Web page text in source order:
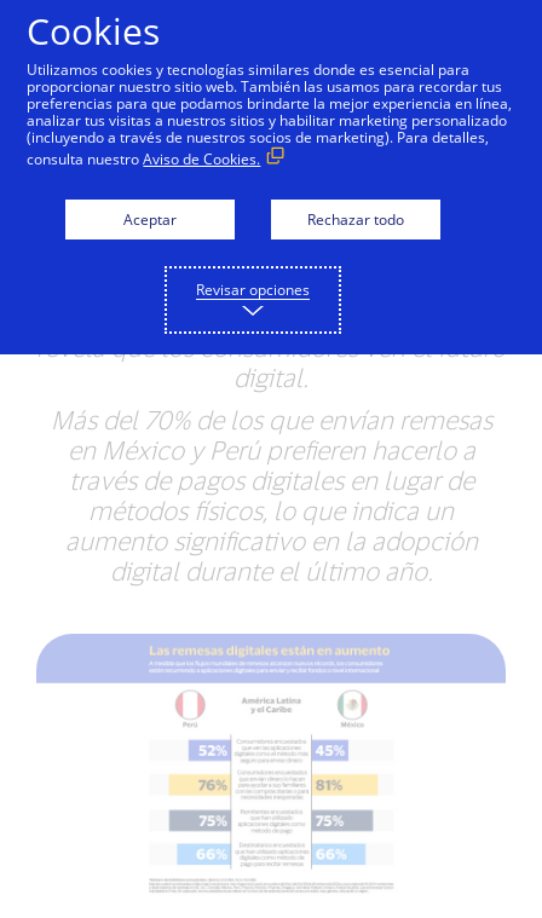
Visa define la nueva era
del movimiento de
dinero entre fronteras
puede ser fragmentado, lento e
ineficiente; nueva investigación de Visa
revela que los consumidores ven el futuro
digital.
Más del 70% de los que envían remesas
en México y Perú prefieren hacerlo a
través de pagos digitales en lugar de
métodos físicos, lo que indica un
aumento significativo en la adopción
digital durante el último año.
Cookies
Utilizamos cookies y tecnologías similares donde es esencial para
proporcionar nuestro sitio web. También las usamos para recordar tus
preferencias para que podamos brindarte la mejor experiencia en línea,
analizar tus visitas a nuestros sitios y habilitar marketing personalizado
(incluyendo a través de nuestros socios de marketing). Para detalles,
consulta nuestroAviso de Cookies.
Aceptar Rechazar todo
Revisar opciones